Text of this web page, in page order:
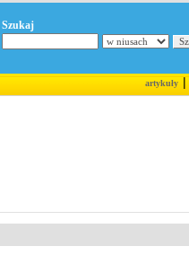
Szukaj
artykuły|